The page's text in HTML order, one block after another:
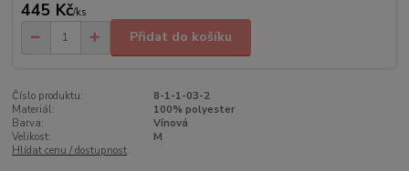
445 Kč/ks
Přidat do košíku
Číslo produktu:
8-1-1-03-2
Materiál:
100% polyester
Barva:
Vínová
Velikost:
M
Hlídat cenu / dostupnost